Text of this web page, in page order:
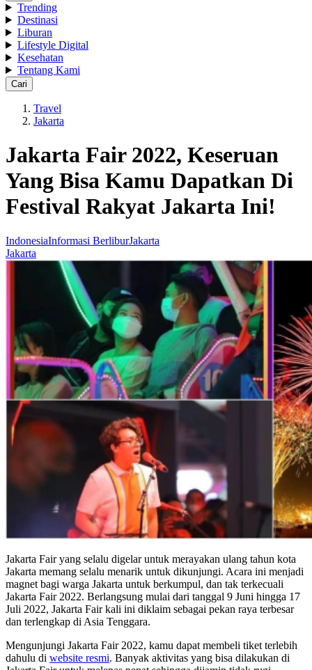
Trending
Destinasi
Liburan
Lifestyle Digital
Kesehatan
Tentang Kami
Cari
Travel
Jakarta
Jakarta Fair 2022, Keseruan
Yang Bisa Kamu Dapatkan Di
Festival Rakyat Jakarta Ini!
IndonesiaInformasi BerliburJakarta
Jakarta
Jakarta Fair yang selalu digelar untuk merayakan ulang tahun kota
Jakarta memang selalu menarik untuk dikunjungi. Acara ini menjadi
magnet bagi warga Jakarta untuk berkumpul, dan tak terkecuali
Jakarta Fair 2022. Berlangsung mulai dari tanggal 9 Juni hingga 17
Juli 2022, Jakarta Fair kali ini diklaim sebagai pekan raya terbesar
dan terlengkap di Asia Tenggara.
Mengunjungi Jakarta Fair 2022, kamu dapat membeli tiket terlebih
dahulu di website resmi. Banyak aktivitas yang bisa dilakukan di